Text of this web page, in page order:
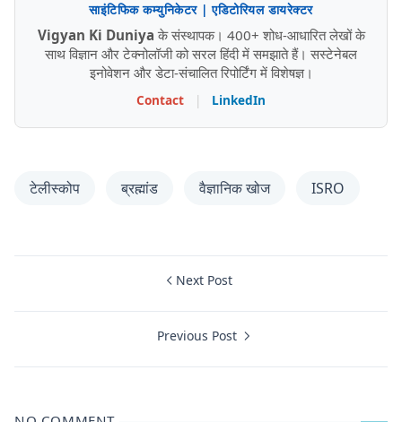
साइंटिफिक कम्युनिकेटर | एडिटोरियल डायरेक्टर
Vigyan Ki Duniya के संस्थापक। 400+ शोध-आधारित लेखों के
साथ विज्ञान और टेक्नोलॉजी को सरल हिंदी में समझाते हैं। सस्टेनेबल
इनोवेशन और डेटा-संचालित रिपोर्टिंग में विशेषज्ञ।
Contact | LinkedIn
टेलीस्कोप ब्रह्मांड वैज्ञानिक खोज ISRO
Next Post
Previous Post